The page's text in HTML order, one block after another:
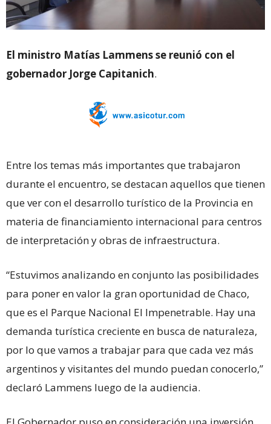
El ministro Matías Lammens se reunió con el
gobernador Jorge Capitanich.
Entre los temas más importantes que trabajaron
durante el encuentro, se destacan aquellos que tienen
que ver con el desarrollo turístico de la Provincia en
materia de financiamiento internacional para centros
de interpretación y obras de infraestructura.
“Estuvimos analizando en conjunto las posibilidades
para poner en valor la gran oportunidad de Chaco,
que es el Parque Nacional El Impenetrable. Hay una
demanda turística creciente en busca de naturaleza,
por lo que vamos a trabajar para que cada vez más
argentinos y visitantes del mundo puedan conocerlo,”
declaró Lammens luego de la audiencia.